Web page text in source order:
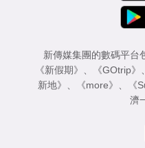
新傳媒集團的數碼平台
《新假期》 、 《GOtrip》 、
新地》 、 《more》 、 《
濟